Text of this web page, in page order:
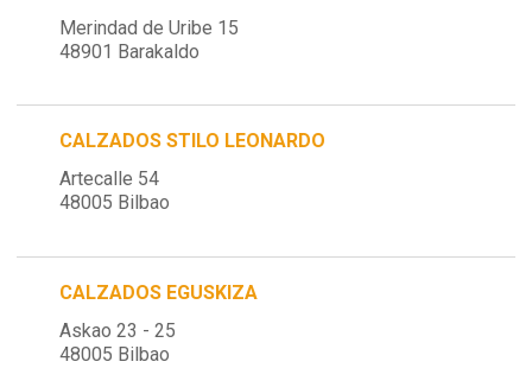
Merindad de Uribe 15
48901 Barakaldo
CALZADOS STILO LEONARDO
Artecalle 54
48005 Bilbao
CALZADOS EGUSKIZA
Askao 23 - 25
48005 Bilbao